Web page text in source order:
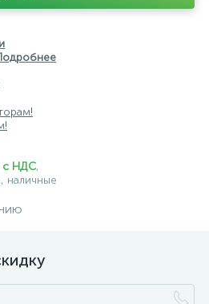
Newport
Odeon Light
для кафе и ресторанов
лестниц
над барной стойкой
Kink Light
с НДС,
наличные